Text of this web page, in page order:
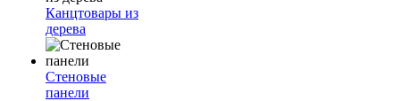
Канцтовары из
дерева
Стеновые
панели